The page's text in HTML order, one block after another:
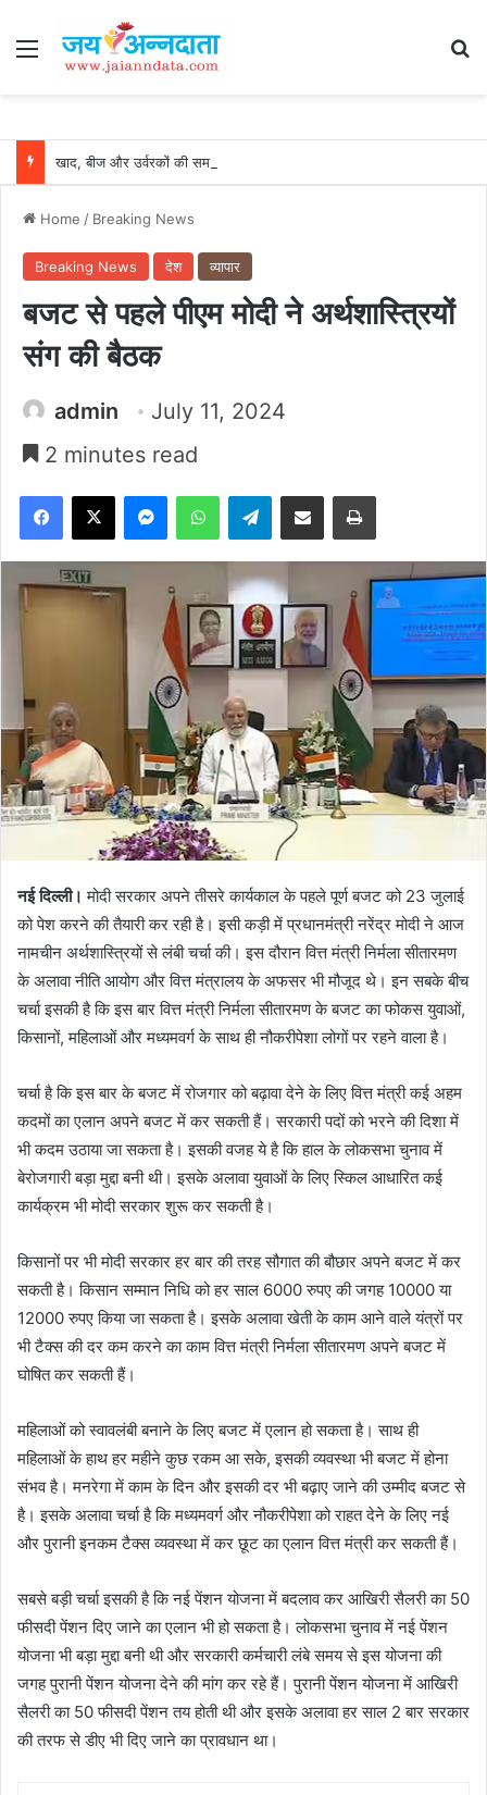
Menu
Home / Breaking News
Breaking News देश व्यापार
बजट से पहले पीएम मोदी ने अर्थशास्त्रियों
संग की बैठक
admin
July 11, 2024
2 minutes read
Facebook
X MessengerWhatsAppTelegramShare via Email Print
नई दिल्ली। मोदी सरकार अपने तीसरे कार्यकाल के पहले पूर्ण बजट को 23 जुलाई
को पेश करने की तैयारी कर रही है। इसी कड़ी में प्रधानमंत्री नरेंद्र मोदी ने आज
नामचीन अर्थशास्त्रियों से लंबी चर्चा की। इस दौरान वित्त मंत्री निर्मला सीतारमण
के अलावा नीति आयोग और वित्त मंत्रालय के अफसर भी मौजूद थे। इन सबके बीच
चर्चा इसकी है कि इस बार वित्त मंत्री निर्मला सीतारमण के बजट का फोकस युवाओं,
किसानों, महिलाओं और मध्यमवर्ग के साथ ही नौकरीपेशा लोगों पर रहने वाला है।
चर्चा है कि इस बार के बजट में रोजगार को बढ़ावा देने के लिए वित्त मंत्री कई अहम
कदमों का एलान अपने बजट में कर सकती हैं। सरकारी पदों को भरने की दिशा में
भी कदम उठाया जा सकता है। इसकी वजह ये है कि हाल के लोकसभा चुनाव में
बेरोजगारी बड़ा मुद्दा बनी थी। इसके अलावा युवाओं के लिए स्किल आधारित कई
कार्यक्रम भी मोदी सरकार शुरू कर सकती है।
किसानों पर भी मोदी सरकार हर बार की तरह सौगात की बौछार अपने बजट में कर
सकती है। किसान सम्मान निधि को हर साल 6000 रुपए की जगह 10000 या
12000 रुपए किया जा सकता है। इसके अलावा खेती के काम आने वाले यंत्रों पर
भी टैक्स की दर कम करने का काम वित्त मंत्री निर्मला सीतारमण अपने बजट में
घोषित कर सकती हैं।
महिलाओं को स्वावलंबी बनाने के लिए बजट में एलान हो सकता है। साथ ही
महिलाओं के हाथ हर महीने कुछ रकम आ सके, इसकी व्यवस्था भी बजट में होना
संभव है। मनरेगा में काम के दिन और इसकी दर भी बढ़ाए जाने की उम्मीद बजट से
है। इसके अलावा चर्चा है कि मध्यमवर्ग और नौकरीपेशा को राहत देने के लिए नई
और पुरानी इनकम टैक्स व्यवस्था में कर छूट का एलान वित्त मंत्री कर सकती हैं।
सबसे बड़ी चर्चा इसकी है कि नई पेंशन योजना में बदलाव कर आखिरी सैलरी का 50
फीसदी पेंशन दिए जाने का एलान भी हो सकता है। लोकसभा चुनाव में नई पेंशन
योजना भी बड़ा मुद्दा बनी थी और सरकारी कर्मचारी लंबे समय से इस योजना की
जगह पुरानी पेंशन योजना देने की मांग कर रहे हैं। पुरानी पेंशन योजना में आखिरी
सैलरी का 50 फीसदी पेंशन तय होती थी और इसके अलावा हर साल 2 बार सरकार
की तरफ से डीए भी दिए जाने का प्रावधान था।